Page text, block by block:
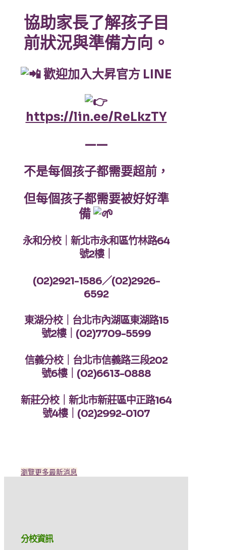
協助家長了解孩子目
前狀況與準備方向。
歡迎加入大昇官方 LINE
https://lin.ee/ReLkzTY
——
不是每個孩子都需要超前，
但每個孩子都需要被好好準
備
永和分校｜新北市永和區竹林路64
號2樓｜
(02)2921-1586／(02)2926-
6592
東湖分校｜台北市內湖區東湖路15
號2樓｜(02)7709-5599
信義分校｜台北市信義路三段202
號6樓｜(02)6613-0888
新莊分校｜新北市新莊區中正路164
號4樓｜(02)2992-0107
瀏覽更多最新消息
分校資訊